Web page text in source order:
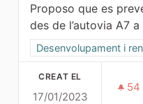
Proposo que es
des de l’autovia A7
Resultats al filtrar per
Desenvolupament i
CREAT EL
17/01/2023
54